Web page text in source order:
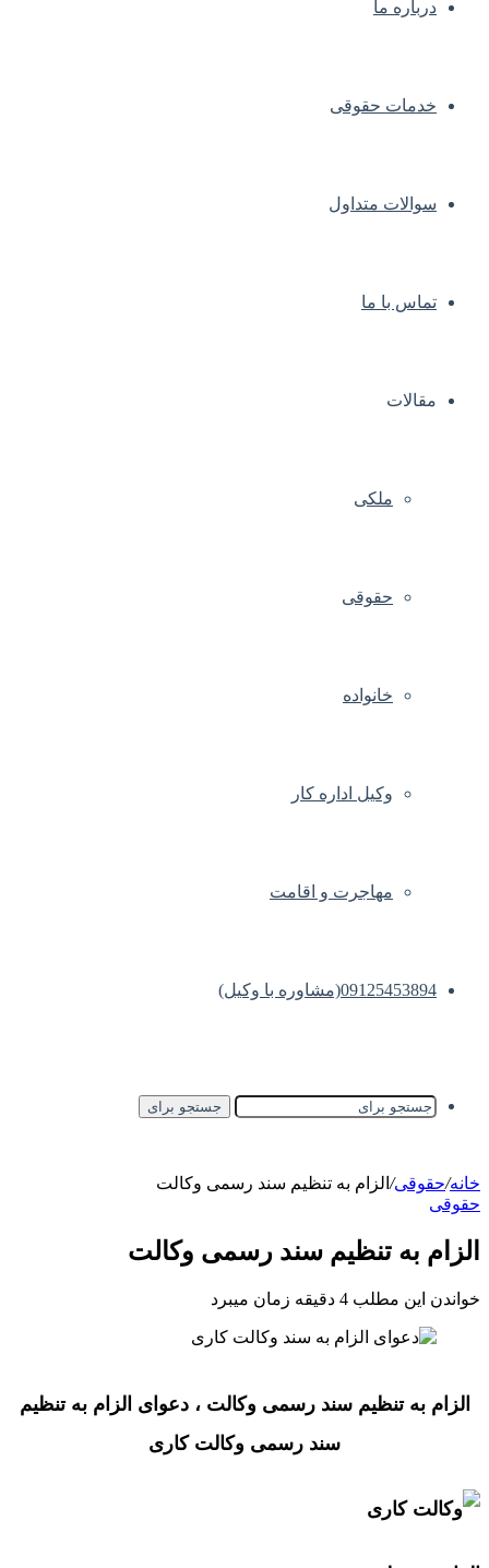
درباره ما
خدمات حقوقی
سوالات متداول
تماس با ما
مقالات
ملکی
حقوقی
خانواده
وکیل اداره کار
مهاجرت و اقامت
09125453894(مشاوره با وکیل)
جستجو برای
خانه/حقوقی/ الزام به تنظیم سند رسمی وکالت
حقوقی
الزام به تنظیم سند رسمی وکالت
خواندن این مطلب 4 دقیقه زمان میبرد
الزام به تنظیم سند رسمی وکالت ، دعوای الزام به تنظیم
سند رسمی وکالت کاری